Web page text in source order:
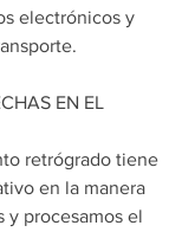
electrónicos y
EN EL
retrógrado tiene
en la manera
y procesamos el